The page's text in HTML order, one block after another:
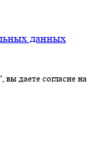
данных
даете согласие на